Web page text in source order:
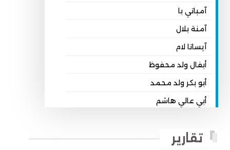
آمباتي با
آمنة بلال
آيساتا لام
أبفال ولد محفوظ
أبو بكر ولد محمد
أبي عالي هاشم
أحمد بداه
تقارير